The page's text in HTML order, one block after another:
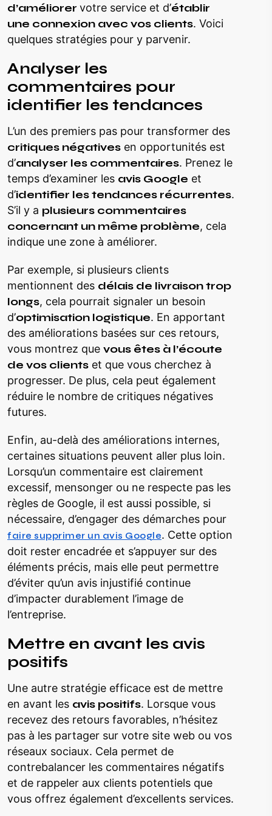
d’améliorer votre service et d’établir
une connexion avec vos clients. Voici
quelques stratégies pour y parvenir.
Analyser les
commentaires pour
identifier les tendances
L’un des premiers pas pour transformer des
critiques négatives en opportunités est
d’analyser les commentaires. Prenez le
temps d’examiner les avis Google et
d’identifier les tendances récurrentes.
S’il y a plusieurs commentaires
concernant un même problème, cela
indique une zone à améliorer.
Par exemple, si plusieurs clients
mentionnent des délais de livraison trop
longs, cela pourrait signaler un besoin
d’optimisation logistique. En apportant
des améliorations basées sur ces retours,
vous montrez que vous êtes à l’écoute
de vos clients et que vous cherchez à
progresser. De plus, cela peut également
réduire le nombre de critiques négatives
futures.
Enfin, au-delà des améliorations internes,
certaines situations peuvent aller plus loin.
Lorsqu’un commentaire est clairement
excessif, mensonger ou ne respecte pas les
règles de Google, il est aussi possible, si
nécessaire, d’engager des démarches pour
faire supprimer un avis Google. Cette option
doit rester encadrée et s’appuyer sur des
éléments précis, mais elle peut permettre
d’éviter qu’un avis injustifié continue
d’impacter durablement l’image de
l’entreprise.
Mettre en avant les avis
positifs
Une autre stratégie efficace est de mettre
en avant les avis positifs. Lorsque vous
recevez des retours favorables, n’hésitez
pas à les partager sur votre site web ou vos
réseaux sociaux. Cela permet de
contrebalancer les commentaires négatifs
et de rappeler aux clients potentiels que
vous offrez également d’excellents services.